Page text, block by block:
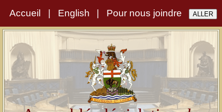
Accueil English Pour nous joindre